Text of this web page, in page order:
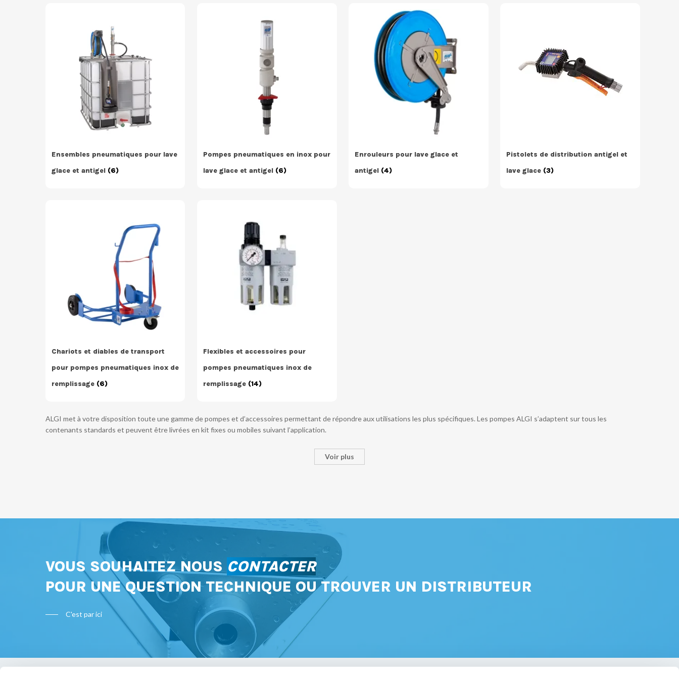
Ensembles pneumatiques pour lave
glace et antigel (6)
Pompes pneumatiques en inox pour
lave glace et antigel (6)
Enrouleurs pour lave glace et
antigel (4)
Pistolets de distribution antigel et
lave glace (3)
Chariots et diables de transport
pour pompes pneumatiques inox de
remplissage (6)
Flexibles et accessoires pour
pompes pneumatiques inox de
remplissage (14)
ALGI met à votre disposition toute une gamme de pompes et d’accessoires permettant de répondre aux utilisations les plus spécifiques. Les pompes ALGI s’adaptent sur tous les
contenants standards et peuvent être livrées en kit fixes ou mobiles suivant l’application.
Voir plus
VOUS SOUHAITEZ NOUS CONTACTER
POUR UNE QUESTION TECHNIQUE OU TROUVER UN DISTRIBUTEUR
C'est par ici